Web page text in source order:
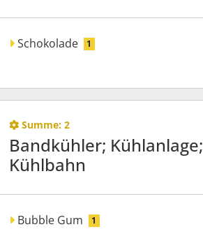
Schokolade 1
Summe: 2
Bandkühler; Kühlanlage;
Kühlbahn
Bubble Gum 1